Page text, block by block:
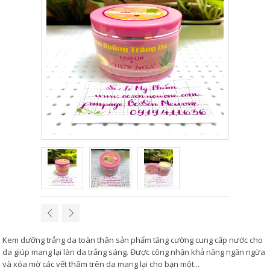
Kem dưỡng trắng da toàn thân sản phẩm tăng cường cung cấp nước cho
da giúp mang lại làn da trắng sáng. Được công nhận khả năng ngăn ngừa
và xóa mờ các vết thâm trên da mang lại cho bạn một...